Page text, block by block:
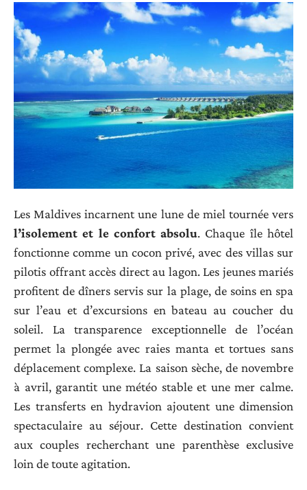
Les Maldives incarnent une lune de miel tournée vers
l’isolement et le confort absolu. Chaque île hôtel
fonctionne comme un cocon privé, avec des villas sur
pilotis offrant accès direct au lagon. Les jeunes mariés
profitent de dîners servis sur la plage, de soins en spa
sur l’eau et d’excursions en bateau au coucher du
soleil. La transparence exceptionnelle de l’océan
permet la plongée avec raies manta et tortues sans
déplacement complexe. La saison sèche, de novembre
à avril, garantit une météo stable et une mer calme.
Les transferts en hydravion ajoutent une dimension
spectaculaire au séjour. Cette destination convient
aux couples recherchant une parenthèse exclusive
loin de toute agitation.